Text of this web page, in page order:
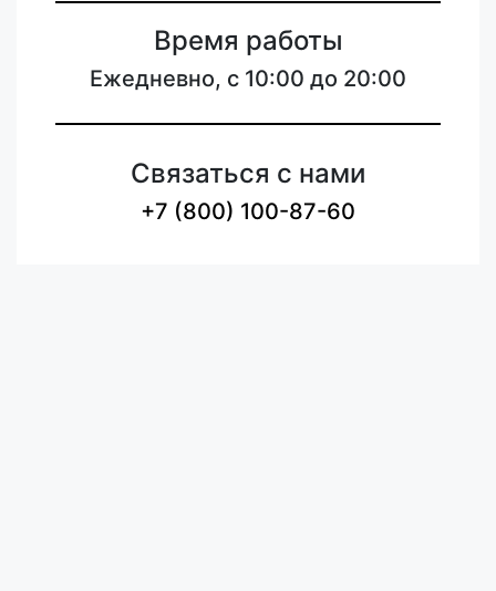
Время работы
Ежедневно, с 10:00 до 20:00
Связаться с нами
+7 (800) 100-87-60